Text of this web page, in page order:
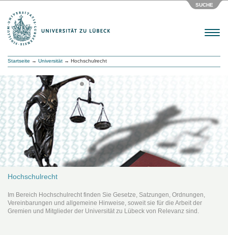
SUCHE
Menu
Startseite → Universität → Hochschulrecht
Hochschulrecht
Im Bereich Hochschulrecht finden Sie Gesetze, Satzungen, Ordnungen,
Vereinbarungen und allgemeine Hinweise, soweit sie für die Arbeit der
Gremien und Mitglieder der Universität zu Lübeck von Relevanz sind.